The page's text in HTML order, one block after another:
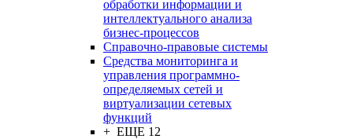
обработки информации и
интеллектуального анализа
бизнес-процессов
Справочно-правовые системы
Средства мониторинга и
управления программно-
определяемых сетей и
виртуализации сетевых
функций
+ ЕЩЕ 12